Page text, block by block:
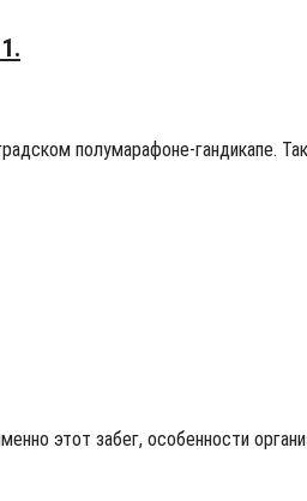
полумарафоне-гандикапе.
этот забег, особенности